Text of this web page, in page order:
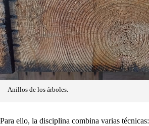
Anillos de los árboles.
Para ello, la disciplina combina varias técnicas: